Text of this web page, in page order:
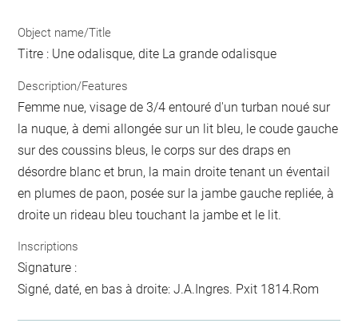
Object name/Title
Titre : Une odalisque, dite La grande odalisque
Description/Features
Femme nue, visage de 3/4 entouré d'un turban noué sur
la nuque, à demi allongée sur un lit bleu, le coude gauche
sur des coussins bleus, le corps sur des draps en
désordre blanc et brun, la main droite tenant un éventail
en plumes de paon, posée sur la jambe gauche repliée, à
droite un rideau bleu touchant la jambe et le lit.
Inscriptions
Signature :
Signé, daté, en bas à droite: J.A.Ingres. Pxit 1814.Rom